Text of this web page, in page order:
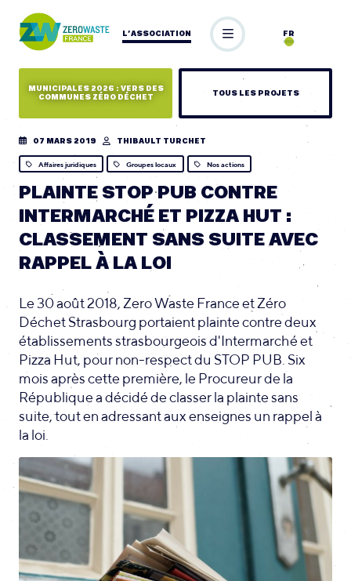
L’ASSOCIATION FR
MUNICIPALES 2026 : VERS DES
COMMUNES ZÉRO DÉCHET
TOUS LES PROJETS
07 MARS 2019 THIBAULT TURCHET
Affaires juridiques Groupes locaux Nos actions
PLAINTE STOP PUB CONTRE
INTERMARCHÉ ET PIZZA HUT :
CLASSEMENT SANS SUITE AVEC
RAPPEL À LA LOI
Le 30 août 2018, Zero Waste France et Zéro
Déchet Strasbourg portaient plainte contre deux
établissements strasbourgeois d'Intermarché et
Pizza Hut, pour non-respect du STOP PUB. Six
mois après cette première, le Procureur de la
République a décidé de classer la plainte sans
suite, tout en adressant aux enseignes un rappel à
la loi.